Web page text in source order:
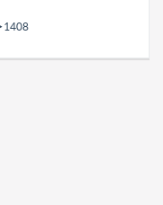
1408